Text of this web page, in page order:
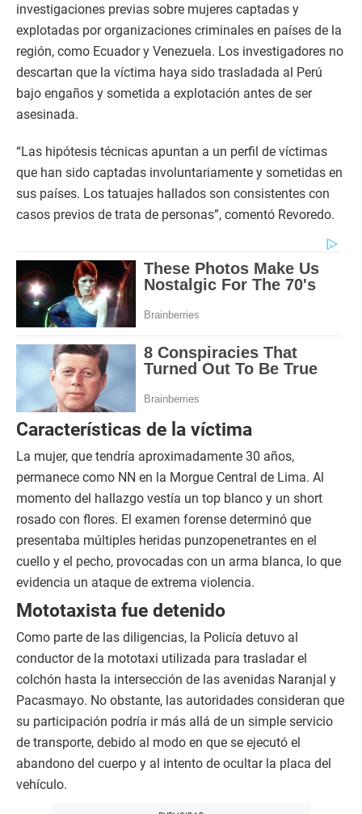
investigaciones previas sobre mujeres captadas y
explotadas por organizaciones criminales en países de la
región, como Ecuador y Venezuela. Los investigadores no
descartan que la víctima haya sido trasladada al Perú
bajo engaños y sometida a explotación antes de ser
asesinada.
“Las hipótesis técnicas apuntan a un perfil de víctimas
que han sido captadas involuntariamente y sometidas en
sus países. Los tatuajes hallados son consistentes con
casos previos de trata de personas”, comentó Revoredo.
Características de la víctima
La mujer, que tendría aproximadamente 30 años,
permanece como NN en la Morgue Central de Lima. Al
momento del hallazgo vestía un top blanco y un short
rosado con flores. El examen forense determinó que
presentaba múltiples heridas punzopenetrantes en el
cuello y el pecho, provocadas con un arma blanca, lo que
evidencia un ataque de extrema violencia.
Mototaxista fue detenido
Como parte de las diligencias, la Policía detuvo al
conductor de la mototaxi utilizada para trasladar el
colchón hasta la intersección de las avenidas Naranjal y
Pacasmayo. No obstante, las autoridades consideran que
su participación podría ir más allá de un simple servicio
de transporte, debido al modo en que se ejecutó el
abandono del cuerpo y al intento de ocultar la placa del
vehículo.